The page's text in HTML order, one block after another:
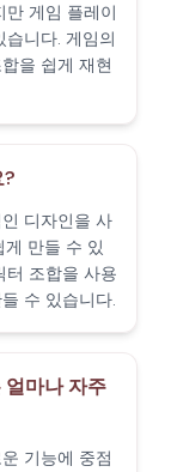
게임 플레이
니다. 게임의
을 쉽게 재현
디자인을 사
만들 수 있
터 조합을 사용
수 있습니다.
마나 자주
기능에 중점